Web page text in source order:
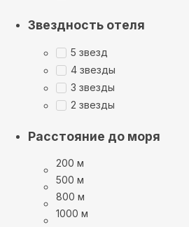
Звездность отеля
5 звезд
4 звезды
3 звезды
2 звезды
Расстояние до моря
200 м
500 м
800 м
1000 м